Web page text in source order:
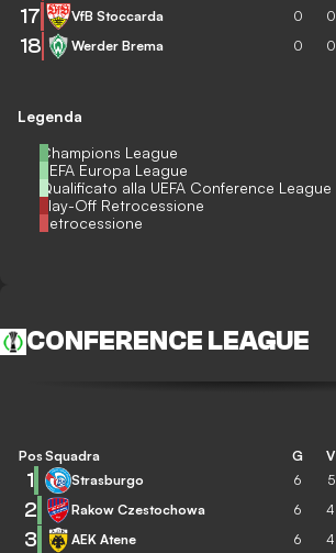
Legenda
Champions League
UEFA Europa League
Qualificato alla UEFA Conference League
Play-Off Retrocessione
Retrocessione
17 VfB Stoccarda 0 0
18 Werder Brema 0 0
CONFERENCE LEAGUE
Pos Squadra G V
1 Strasburgo 6 5
2 Rakow Czestochowa 6 4
3 AEK Atene 6 4